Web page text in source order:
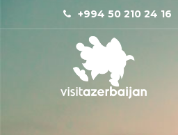
+994 50 210 24 16